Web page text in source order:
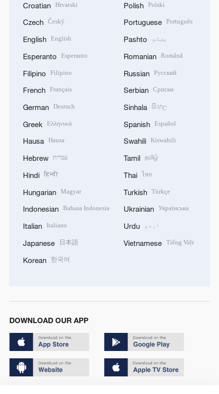
Croatian Hrvatski
Czech Český
English English
Esperanto Esperanto
Filipino Filipino
French Français
German Deutsch
Greek Ελληνικά
Hausa Hausa
Hebrew עברית
Hindi हिन्दी
Hungarian Magyar
Indonesian Bahasa Indonesia
Italian Italiano
Japanese 日本語
Korean 한국어
Polish Polski
Portuguese Português
Pashto پښتو
Romanian Română
Russian Русский
Serbian Српски
Sinhala සිංහල
Spanish Español
Swahili Kiswahili
Tamil தமிழ்
Thai ไทย
Turkish Türkçe
Ukrainian Українська
Urdu اردو
Vietnamese Tiếng Việt
DOWNLOAD OUR APP